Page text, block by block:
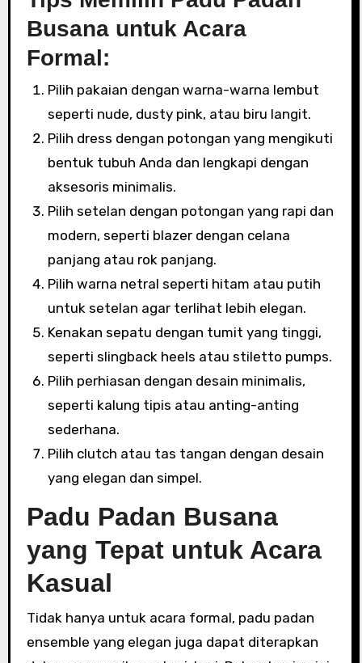
Busana untuk Acara
Formal:
Pilih pakaian dengan warna-warna lembut
seperti nude, dusty pink, atau biru langit.
Pilih dress dengan potongan yang mengikuti
bentuk tubuh Anda dan lengkapi dengan
aksesoris minimalis.
Pilih setelan dengan potongan yang rapi dan
modern, seperti blazer dengan celana
panjang atau rok panjang.
Pilih warna netral seperti hitam atau putih
untuk setelan agar terlihat lebih elegan.
Kenakan sepatu dengan tumit yang tinggi,
seperti slingback heels atau stiletto pumps.
Pilih perhiasan dengan desain minimalis,
seperti kalung tipis atau anting-anting
sederhana.
Pilih clutch atau tas tangan dengan desain
yang elegan dan simpel.
Padu Padan Busana
yang Tepat untuk Acara
Kasual
Tidak hanya untuk acara formal, padu padan
ensemble yang elegan juga dapat diterapkan